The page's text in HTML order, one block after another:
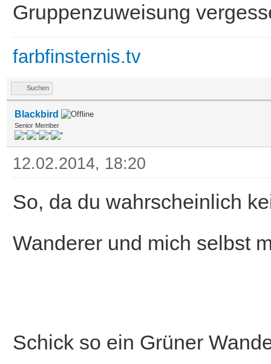
Gruppenzuweisung
farbfinsternis.tv
Suchen
Blackbird
Senior Member
12.02.2014, 18:20
So, da du wahrscheinlich
Wanderer und mich selbst
Schick so ein Grüner